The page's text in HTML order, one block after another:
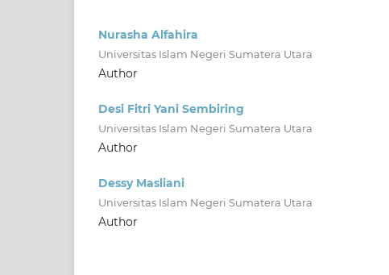
Nurasha Alfahira
Universitas Islam Negeri Sumatera Utara
Author
Desi Fitri Yani Sembiring
Universitas Islam Negeri Sumatera Utara
Author
Dessy Masliani
Universitas Islam Negeri Sumatera Utara
Author